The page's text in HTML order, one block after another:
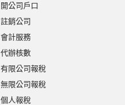
開公司戶口
註銷公司
會計服務
代辦核數
有限公司報稅
無限公司報稅
個人報稅